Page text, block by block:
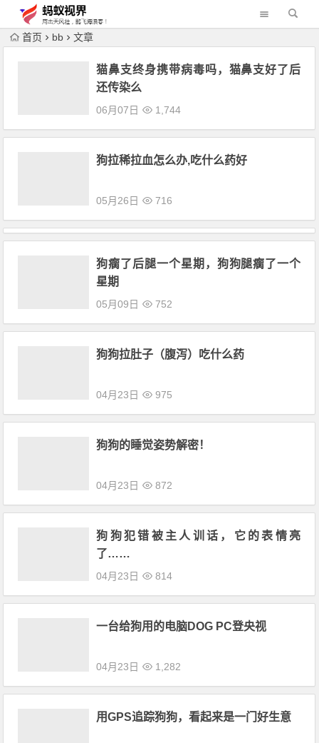
首页 bb 文章
猫鼻支终身携带病毒吗，猫鼻支好了后
还传染么
06月07日 1,744
狗拉稀拉血怎么办,吃什么药好
05月26日 716
狗瘸了后腿一个星期，狗狗腿瘸了一个
星期
05月09日 752
狗狗拉肚子（腹泻）吃什么药
04月23日 975
狗狗的睡觉姿势解密！
04月23日 872
狗狗犯错被主人训话，它的表情亮
了……
04月23日 814
一台给狗用的电脑DOG PC登央视
04月23日 1,282
用GPS追踪狗狗，看起来是一门好生意